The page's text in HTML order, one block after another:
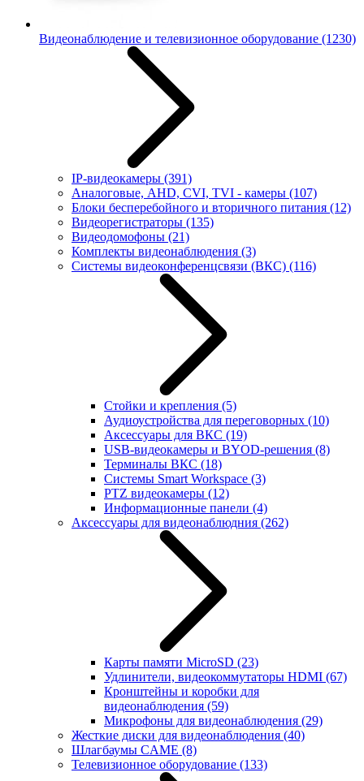
Видеонаблюдение и телевизионное оборудование (1230)
IP-видеокамеры (391)
Аналоговые, AHD, CVI, TVI - камеры (107)
Блоки бесперебойного и вторичного питания (12)
Видеорегистраторы (135)
Видеодомофоны (21)
Комплекты видеонаблюдения (3)
Системы видеоконференцсвязи (ВКС) (116)
Стойки и крепления (5)
Аудиоустройства для переговорных (10)
Аксессуары для ВКС (19)
USB-видеокамеры и BYOD-решения (8)
Терминалы ВКС (18)
Системы Smart Workspace (3)
PTZ видеокамеры (12)
Информационные панели (4)
Аксессуары для видеонаблюдния (262)
Карты памяти MicroSD (23)
Удлинители, видеокоммутаторы HDMI (67)
Кронштейны и коробки для
видеонаблюдения (59)
Микрофоны для видеонаблюдения (29)
Жесткие диски для видеонаблюдения (40)
Шлагбаумы CAME (8)
Телевизионное оборудование (133)